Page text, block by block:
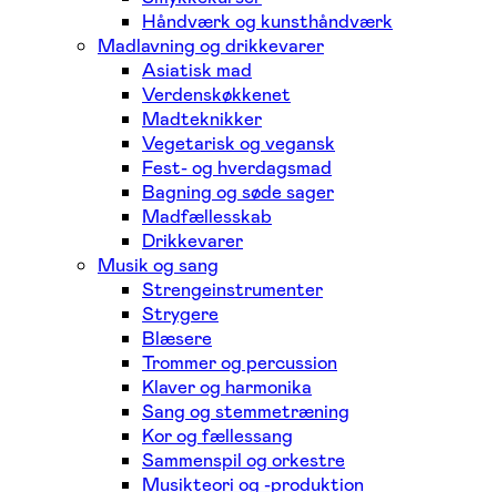
Håndværk og kunsthåndværk
Madlavning og drikkevarer
Asiatisk mad
Verdenskøkkenet
Madteknikker
Vegetarisk og vegansk
Fest- og hverdagsmad
Bagning og søde sager
Madfællesskab
Drikkevarer
Musik og sang
Strengeinstrumenter
Strygere
Blæsere
Trommer og percussion
Klaver og harmonika
Sang og stemmetræning
Kor og fællessang
Sammenspil og orkestre
Musikteori og -produktion